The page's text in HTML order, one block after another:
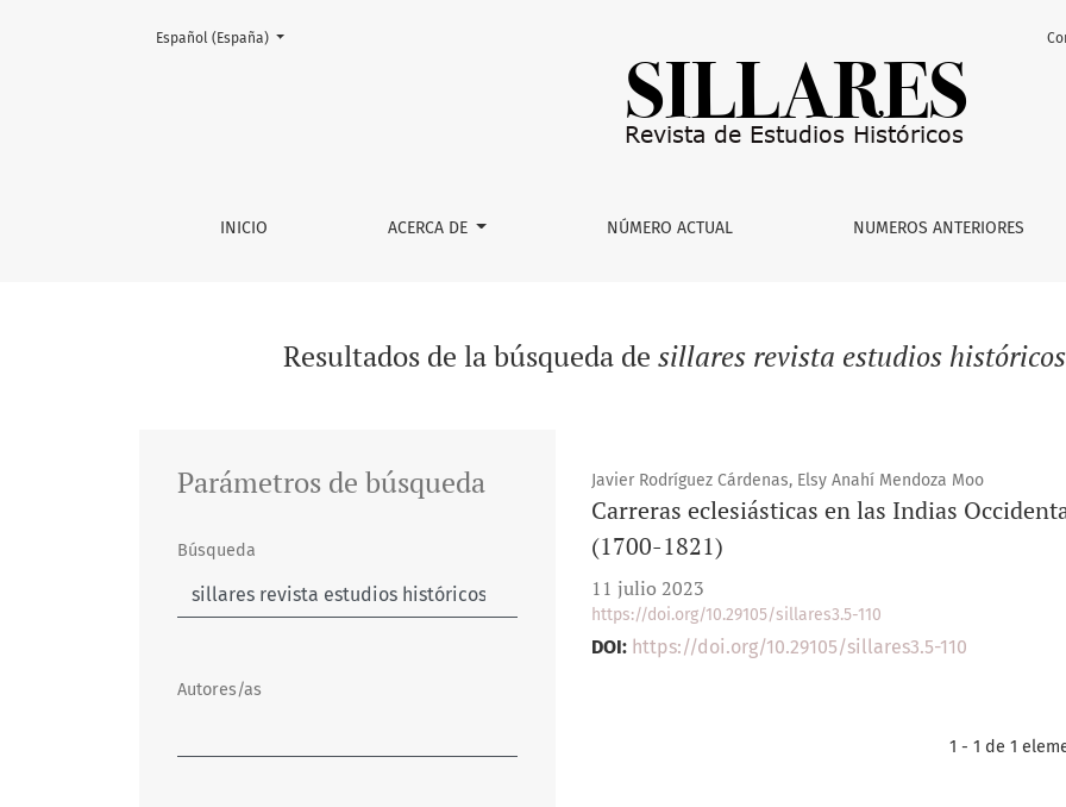
Buscar
INICIO ACERCA DE NÚMERO ACTUAL NUMEROS ANTERIORES
Cambiar el idioma. El actual es:
Español (España)
Resultados de la búsqueda de sillares revista estudios
Javier Rodríguez Cárdenas, Elsy Anahí Mendoza Moo
Carreras eclesiásticas en las Indias
(1700-1821)
11 julio 2023
https://doi.org/10.29105/sillares3.5-110
DOI: https://doi.org/10.29105/sillares3.5-110
1 - 1 de 1
Parámetros de búsqueda
Búsqueda
Autores/as